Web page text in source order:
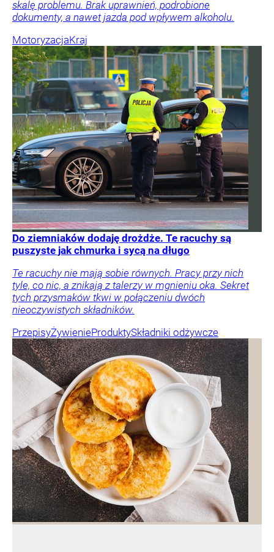
skalę problemu. Brak uprawnień, podrobione
dokumenty, a nawet jazda pod wpływem alkoholu.
MotoryzacjaKraj
Do ziemniaków dodaję drożdże. Te racuchy są
puszyste jak chmurka i sycą na długo
Te racuchy nie mają sobie równych. Pracy przy nich
tyle, co nic, a znikają z talerzy w mgnieniu oka. Sekret
tych przysmaków tkwi w połączeniu dwóch
nieoczywistych składników.
PrzepisyŻywienieProduktySkładniki odżywcze